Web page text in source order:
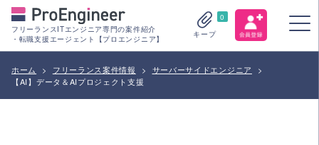
フリーランスITエンジニア専門の案件紹介
・転職支援エージェント【プロエンジニア】
0
キープ
ホーム > フリーランス案件情報 > サーバーサイドエンジニア
>
【AI】データ＆AIプロジェクト支援